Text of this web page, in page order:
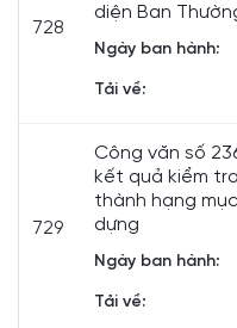
728
diện Ban
Ngày ban hành:
Tải về:
729
Công văn số
kết quả kiểm
thành hạng
dựng
Ngày ban hành:
Tải về: